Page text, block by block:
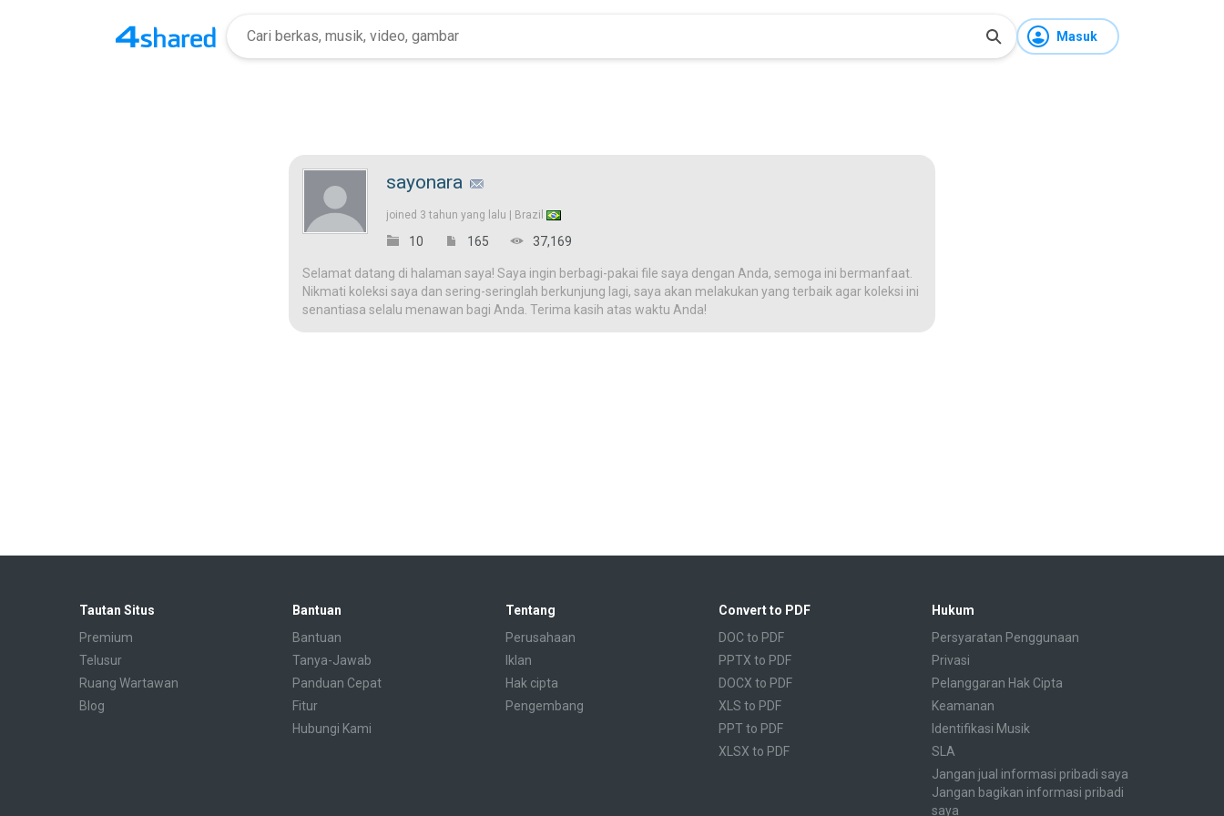
Masuk
sayonara
joined 3 tahun yang lalu | Brazil
10 165 37,169
Selamat datang di halaman saya! Saya ingin berbagi-pakai file saya dengan Anda, semoga ini bermanfaat.
Nikmati koleksi saya dan sering-seringlah berkunjung lagi, saya akan melakukan yang terbaik agar koleksi ini
senantiasa selalu menawan bagi Anda. Terima kasih atas waktu Anda!
Tautan Situs
Premium
Telusur
Ruang Wartawan
Blog
Bantuan
Bantuan
Tanya-Jawab
Panduan Cepat
Fitur
Hubungi Kami
Tentang
Perusahaan
Iklan
Hak cipta
Pengembang
Convert to PDF
DOC to PDF
PPTX to PDF
DOCX to PDF
XLS to PDF
PPT to PDF
XLSX to PDF
Hukum
Persyaratan Penggunaan
Privasi
Pelanggaran Hak Cipta
Keamanan
Identifikasi Musik
SLA
Jangan jual informasi pribadi saya
Jangan bagikan informasi pribadi
saya